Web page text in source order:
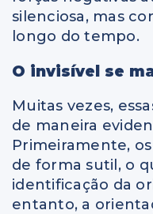
silenciosa, mas
longo do tempo.
O invisível se
Muitas vezes,
de maneira
Primeiramente,
de forma sutil, o
identificação da
entanto, a